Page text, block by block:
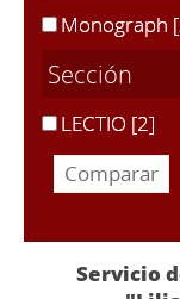
Monograph
Sección
LECTIO [2]
Servicio